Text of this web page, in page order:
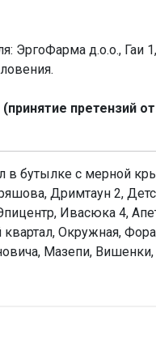
ЭргоФарма д.о.о.,
претензий
в бутылке с мерной
Дримтаун 2,
Ивасюка 4,
Окружная,
Мазепи,